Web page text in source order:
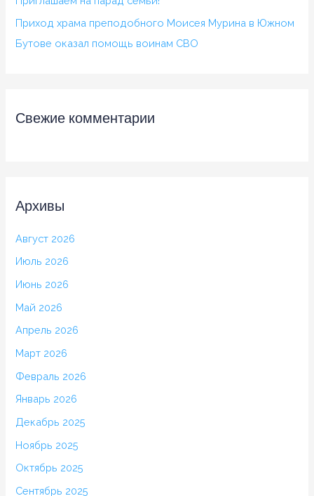
Приход храма преподобного Моисея Мурина в Южном
Бутове оказал помощь воинам СВО
Свежие комментарии
Архивы
Август 2026
Июль 2026
Июнь 2026
Май 2026
Апрель 2026
Март 2026
Февраль 2026
Январь 2026
Декабрь 2025
Ноябрь 2025
Октябрь 2025
Сентябрь 2025